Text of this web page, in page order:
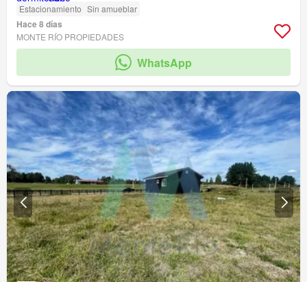
Estacionamiento Sin amueblar
Hace 8 días
MONTE RÍO PROPIEDADES
WhatsApp